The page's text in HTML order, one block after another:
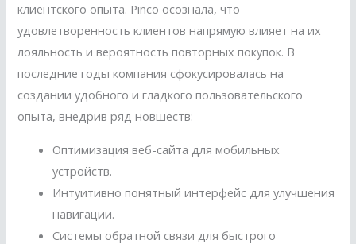
клиентского опыта. Pinco осознала, что
удовлетворенность клиентов напрямую влияет на их
лояльность и вероятность повторных покупок. В
последние годы компания сфокусировалась на
создании удобного и гладкого пользовательского
опыта, внедрив ряд новшеств:
Оптимизация веб-сайта для мобильных
устройств.
Интуитивно понятный интерфейс для улучшения
навигации.
Системы обратной связи для быстрого